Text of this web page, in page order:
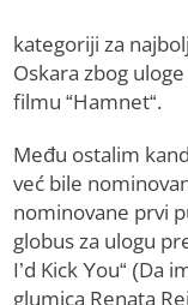
kategoriji za
Oskara zbog
filmu “Hamnet“.
Među ostalim
već bile
nominovane prvi
globus za ulogu
I’d Kick You“ (Da
glumica Renata